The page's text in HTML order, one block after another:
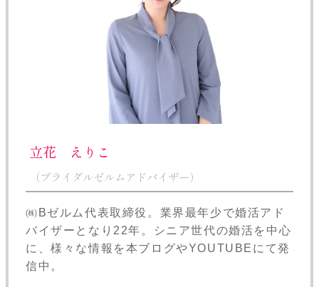
立花 えりこ
（ブライダルゼルムアドバイザー）
㈱Bゼルム代表取締役。業界最年少で婚活アド
バイザーとなり22年。シニア世代の婚活を中心
に、様々な情報を本ブログやYOUTUBEにて発
信中。